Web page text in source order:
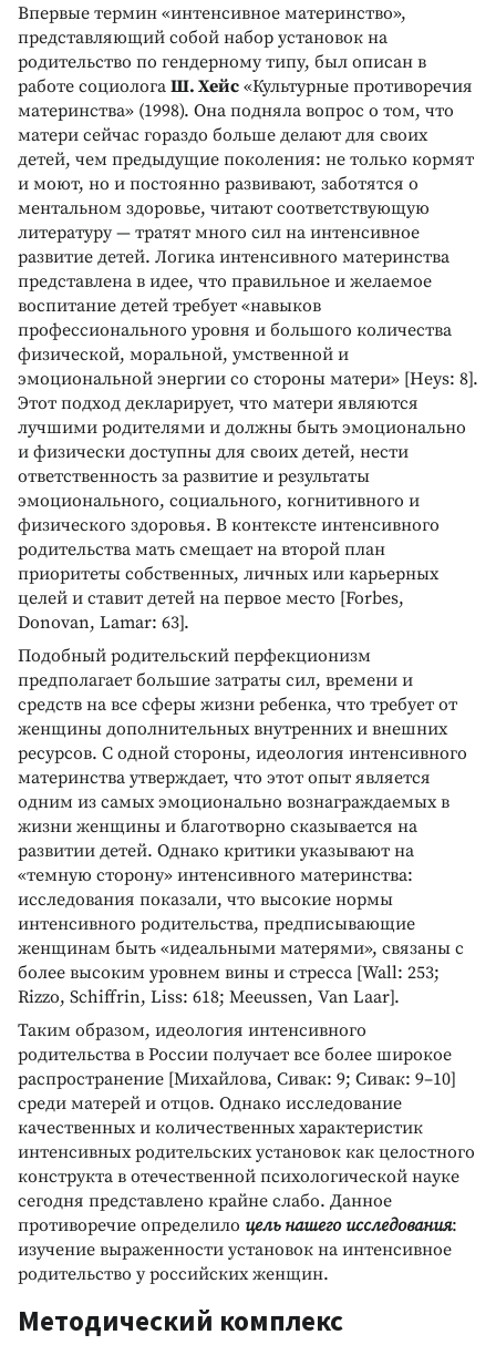
Впервые термин «интенсивное материнство»,
представляющий собой набор установок на
родительство по гендерному типу, был описан в
работе социолога Ш. Хейс «Культурные противоречия
материнства» (1998). Она подняла вопрос о том, что
матери сейчас гораздо больше делают для своих
детей, чем предыдущие поколения: не только кормят
и моют, но и постоянно развивают, заботятся о
ментальном здоровье, читают соответствующую
литературу — тратят много сил на интенсивное
развитие детей. Логика интенсивного материнства
представлена в идее, что правильное и желаемое
воспитание детей требует «навыков
профессионального уровня и большого количества
физической, моральной, умственной и
эмоциональной энергии со стороны матери» [Heys: 8].
Этот подход декларирует, что матери являются
лучшими родителями и должны быть эмоционально
и физически доступны для своих детей, нести
ответственность за развитие и результаты
эмоционального, социального, когнитивного и
физического здоровья. В контексте интенсивного
родительства мать смещает на второй план
приоритеты собственных, личных или карьерных
целей и ставит детей на первое место [Forbes,
Donovan, Lamar: 63].
Подобный родительский перфекционизм
предполагает большие затраты сил, времени и
средств на все сферы жизни ребенка, что требует от
женщины дополнительных внутренних и внешних
ресурсов. С одной стороны, идеология интенсивного
материнства утверждает, что этот опыт является
одним из самых эмоционально вознаграждаемых в
жизни женщины и благотворно сказывается на
развитии детей. Однако критики указывают на
«темную сторону» интенсивного материнства:
исследования показали, что высокие нормы
интенсивного родительства, предписывающие
женщинам быть «идеальными матерями», связаны с
более высоким уровнем вины и стресса [Wall: 253;
Rizzo, Schiffrin, Liss: 618; Meeussen, Van Laar].
Таким образом, идеология интенсивного
родительства в России получает все более широкое
распространение [Михайлова, Сивак: 9; Сивак: 9–10]
среди матерей и отцов. Однако исследование
качественных и количественных характеристик
интенсивных родительских установок как целостного
конструкта в отечественной психологической науке
сегодня представлено крайне слабо. Данное
противоречие определило цель нашего исследования:
изучение выраженности установок на интенсивное
родительство у российских женщин.
Методический комплекс